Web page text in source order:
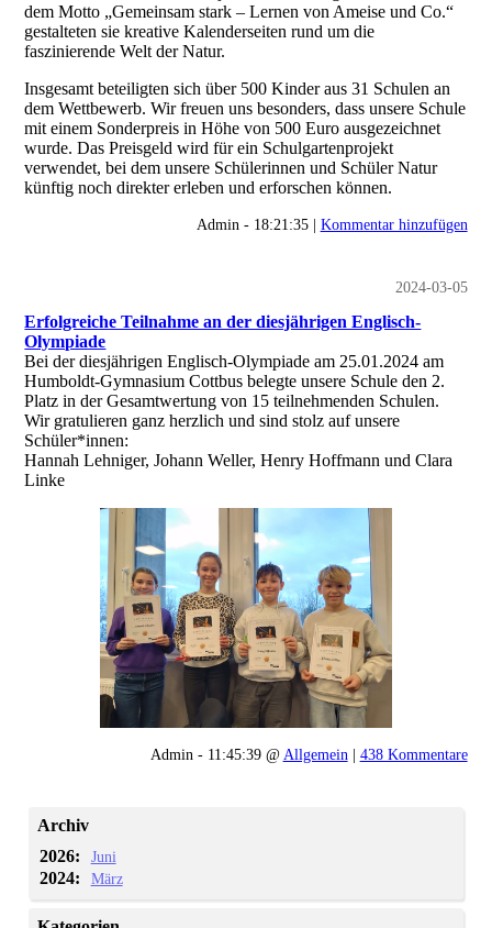
dem Motto „Gemeinsam stark – Lernen von Ameise und Co.“
gestalteten sie kreative Kalenderseiten rund um die
faszinierende Welt der Natur.
Insgesamt beteiligten sich über 500 Kinder aus 31 Schulen an
dem Wettbewerb. Wir freuen uns besonders, dass unsere Schule
mit einem Sonderpreis in Höhe von 500 Euro ausgezeichnet
wurde. Das Preisgeld wird für ein Schulgartenprojekt
verwendet, bei dem unsere Schülerinnen und Schüler Natur
künftig noch direkter erleben und erforschen können.
Admin - 18:21:35 | Kommentar hinzufügen
2024-03-05
Erfolgreiche Teilnahme an der diesjährigen Englisch-
Olympiade
Bei der diesjährigen Englisch-Olympiade am 25.01.2024 am
Humboldt-Gymnasium Cottbus belegte unsere Schule den 2.
Platz in der Gesamtwertung von 15 teilnehmenden Schulen.
Wir gratulieren ganz herzlich und sind stolz auf unsere
Schüler*innen:
Hannah Lehniger, Johann Weller, Henry Hoffmann und Clara
Linke
Admin - 11:45:39 @ Allgemein | 438 Kommentare
Archiv
2026:
Juni
2024: März